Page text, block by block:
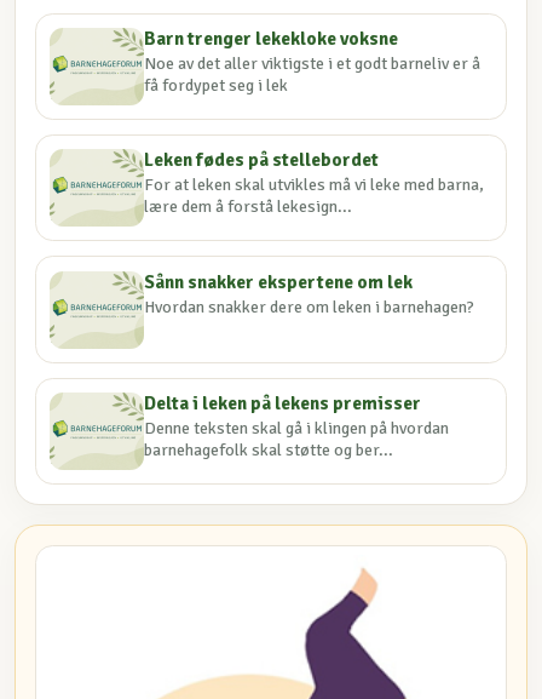
Barn trenger lekekloke voksne
Noe av det aller viktigste i et godt barneliv er å
få fordypet seg i lek
Leken fødes på stellebordet
For at leken skal utvikles må vi leke med barna,
lære dem å forstå lekesign...
Sånn snakker ekspertene om lek
Hvordan snakker dere om leken i barnehagen?
Delta i leken på lekens premisser
Denne teksten skal gå i klingen på hvordan
barnehagefolk skal støtte og ber...